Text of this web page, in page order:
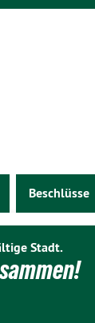
Beschlüsse
Stadt.